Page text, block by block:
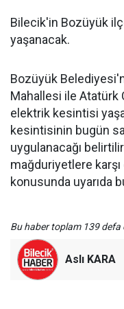
Bilecik'in Bozüyük
yaşanacak.
Bozüyük
Mahallesi ile Atatürk
elektrik kesintisi
kesintisinin bugün
uygulanacağı
mağduriyetlere
konusunda uyarıda
Bu haber toplam 139
Aslı KARA